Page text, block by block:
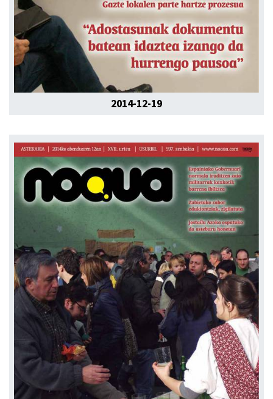
2014-12-19